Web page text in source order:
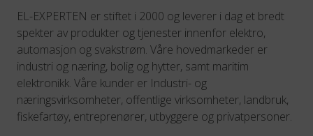
EL-EXPERTEN er stiftet i 2000 og leverer i dag et bredt
spekter av produkter og tjenester innenfor elektro,
automasjon og svakstrøm. Våre hovedmarkeder er
industri og næring, bolig og hytter, samt maritim
elektronikk. Våre kunder er Industri- og
næringsvirksomheter, offentlige virksomheter, landbruk,
fiskefartøy, entreprenører, utbyggere og privatpersoner.